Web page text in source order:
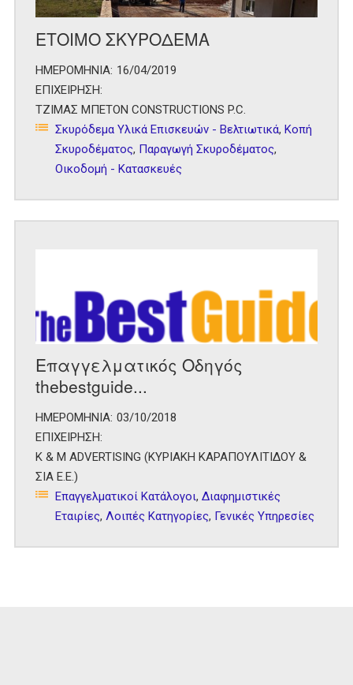
ΕΤΟΙΜΟ ΣΚΥΡΟΔΕΜΑ
ΗΜΕΡΟΜΗΝΙΑ: 16/04/2019
ΕΠΙΧΕΙΡΗΣΗ:
ΤΖΙΜΑΣ ΜΠΕΤΟΝ CONSTRUCTIONS P.C.
Σκυρόδεμα Υλικά Επισκευών - Βελτιωτικά, Κοπή
Σκυροδέματος, Παραγωγή Σκυροδέματος,
Οικοδομή - Κατασκευές
Επαγγελματικός Οδηγός
thebestguide...
ΗΜΕΡΟΜΗΝΙΑ: 03/10/2018
ΕΠΙΧΕΙΡΗΣΗ:
K & M ADVERTISING (ΚΥΡΙΑΚΗ ΚΑΡΑΠΟΥΛΙΤΙΔΟΥ &
ΣΙΑ Ε.Ε.)
Επαγγελματικοί Κατάλογοι, Διαφημιστικές
Εταιρίες, Λοιπές Κατηγορίες, Γενικές Υπηρεσίες